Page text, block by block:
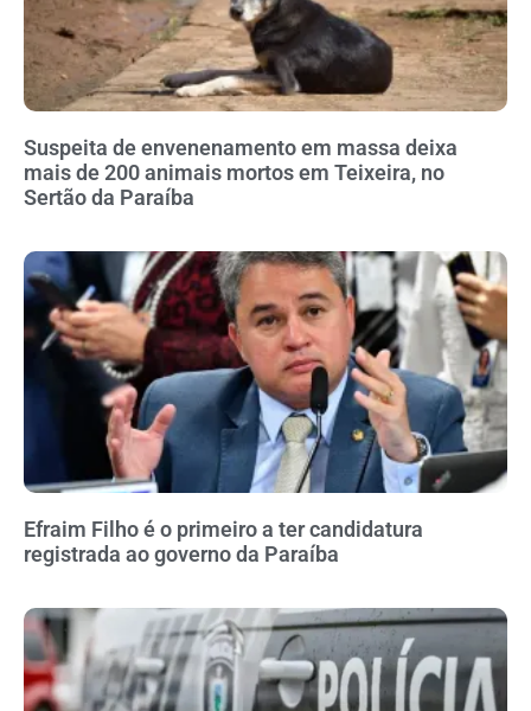
Suspeita de envenenamento em massa deixa
mais de 200 animais mortos em Teixeira, no
Sertão da Paraíba
Efraim Filho é o primeiro a ter candidatura
registrada ao governo da Paraíba